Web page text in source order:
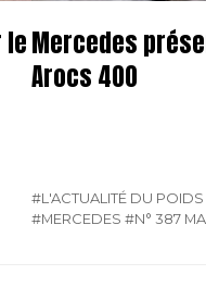
leMercedes
Arocs 400
#L'ACTUALITÉ DU
#MERCEDES #N° 387